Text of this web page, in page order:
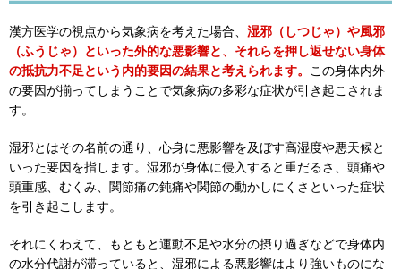
漢方医学の視点から気象病を考えた場合、 湿邪（しつじゃ）や風邪
（ふうじゃ）といった外的な悪影響と、それらを押し返せない身体
の抵抗力不足という内的要因の結果と考えられます。
この身体内外
の要因が揃ってしまうことで気象病の多彩な症状が引き起こされま
す。
湿邪とはその名前の通り、心身に悪影響を及ぼす高湿度や悪天候と
いった要因を指します。湿邪が身体に侵入すると重だるさ、頭痛や
頭重感、むくみ、関節痛の鈍痛や関節の動かしにくさといった症状
を引き起こします。
それにくわえて、もともと運動不足や水分の摂り過ぎなどで身体内
の水分代謝が滞っていると、湿邪による悪影響はより強いものにな